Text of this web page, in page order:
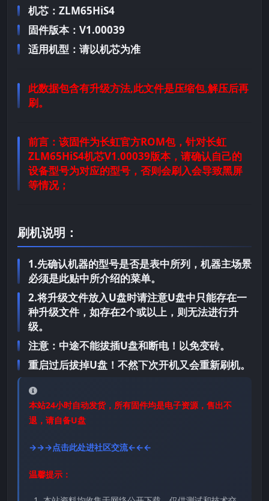
机芯：ZLM65HiS4
固件版本：V1.00039
适用机型：请以机芯为准
此数据包含有升级方法,此文件是压缩包,解压后再
刷。
前言： 该固件为长虹官方ROM包，针对长虹
ZLM65HiS4机芯V1.00039版本，请确认自己的
设备型号为对应的型号，否则会刷入会导致黑屏
等情况；
刷机说明：
1.先确认机器的型号是否是表中所列，机器主场景
必须是此贴中所介绍的菜单。
2.将升级文件放入U盘时请注意U盘中只能存在一
种升级文件，如存在2个或以上，则无法进行升
级。
注意：中途不能拔插U盘和断电！以免变砖。
重启过后拔掉U盘！不然下次开机又会重新刷机。
本站24小时自动发货，所有固件均是电子资源，售出不
退，请自备U盘
→→→点击此处进社区交流←←←
温馨提示：